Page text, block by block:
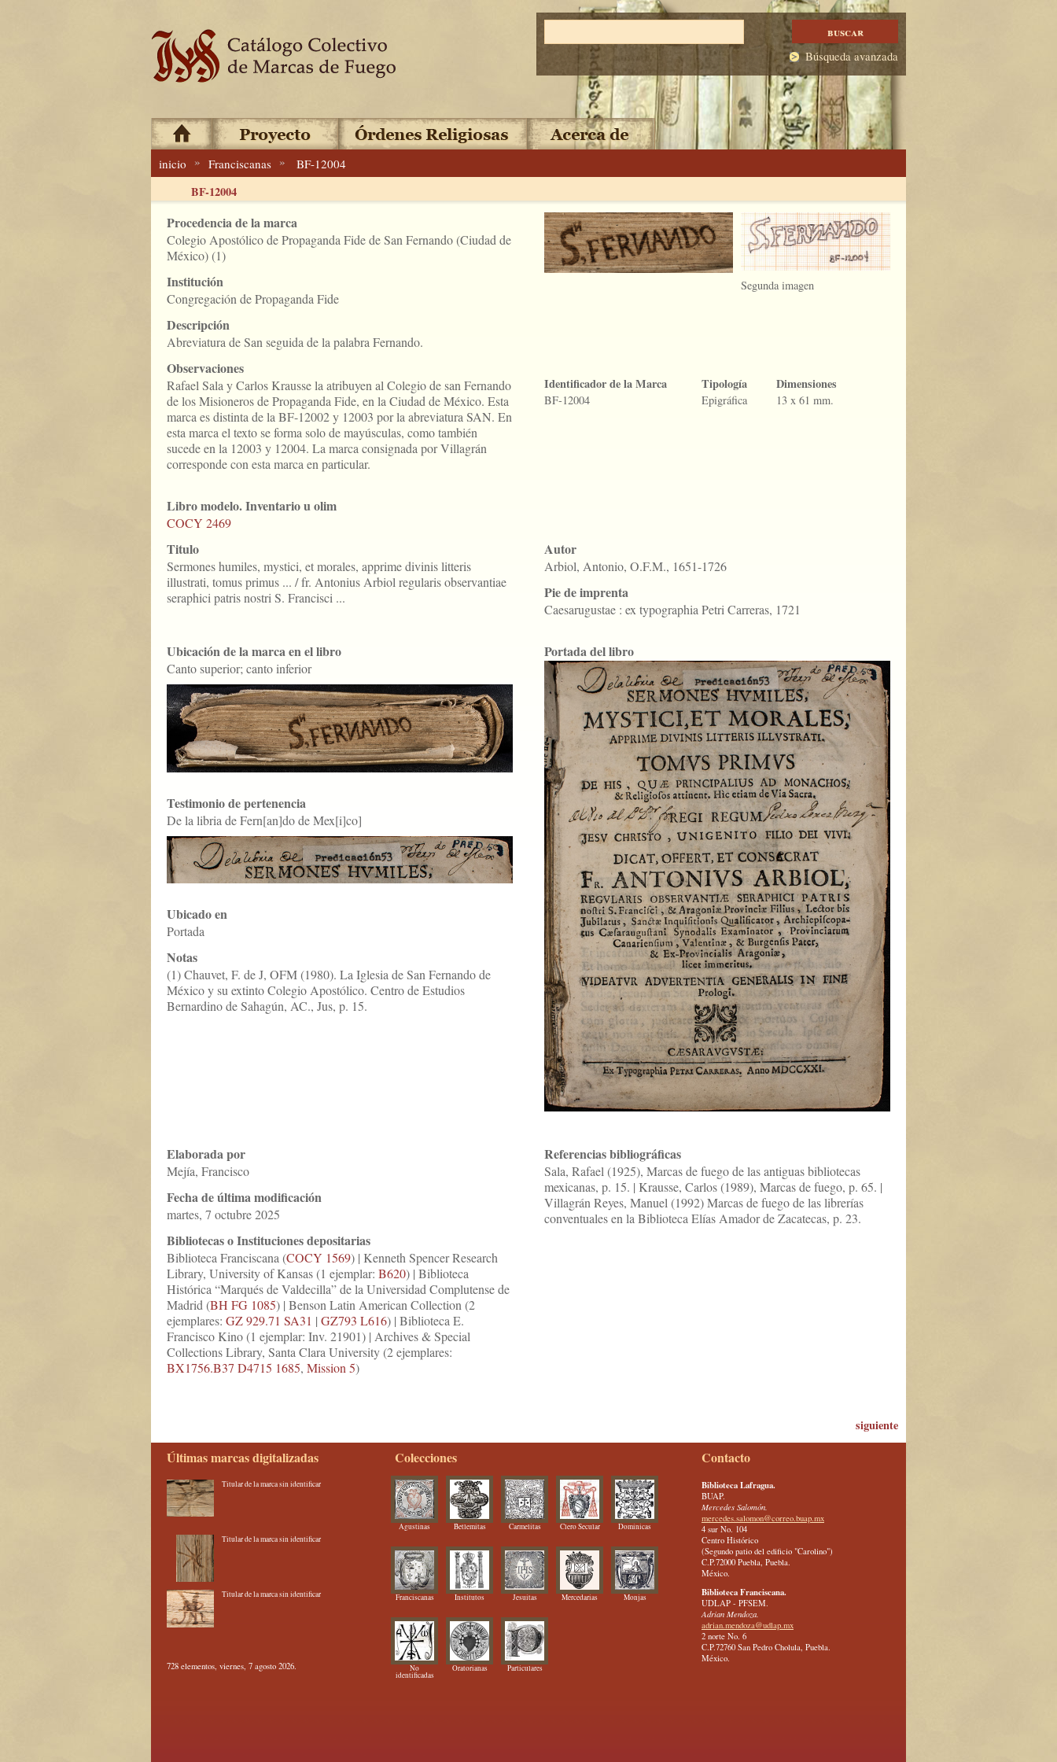
Búsqueda avanzada
inicio » Franciscanas » BF-12004
BF-12004
Procedencia de la marca
Colegio Apostólico de Propaganda Fide de San Fernando (Ciudad de
México) (1)
Institución
Congregación de Propaganda Fide
Descripción
Abreviatura de San seguida de la palabra Fernando.
Observaciones
Rafael Sala y Carlos Krausse la atribuyen al Colegio de san Fernando
de los Misioneros de Propaganda Fide, en la Ciudad de México. Esta
marca es distinta de la BF-12002 y 12003 por la abreviatura SAN. En
esta marca el texto se forma solo de mayúsculas, como también
sucede en la 12003 y 12004. La marca consignada por Villagrán
corresponde con esta marca en particular.
Segunda imagen
Identificador de la Marca
BF-12004
Tipología
Epigráfica
Dimensiones
13 x 61 mm.
Libro modelo. Inventario u olim
COCY 2469
Titulo
Sermones humiles, mystici, et morales, apprime divinis litteris
illustrati, tomus primus ... / fr. Antonius Arbiol regularis observantiae
seraphici patris nostri S. Francisci ...
Autor
Arbiol, Antonio, O.F.M., 1651-1726
Pie de imprenta
Caesarugustae : ex typographia Petri Carreras, 1721
Ubicación de la marca en el libro
Canto superior; canto inferior
Testimonio de pertenencia
De la libria de Fern[an]do de Mex[i]co]
Ubicado en
Portada
Notas
(1) Chauvet, F. de J, OFM (1980). La Iglesia de San Fernando de
México y su extinto Colegio Apostólico. Centro de Estudios
Bernardino de Sahagún, AC., Jus, p. 15.
Portada del libro
Elaborada por
Mejía, Francisco
Fecha de última modificación
martes, 7 octubre 2025
Bibliotecas o Instituciones depositarias
Biblioteca Franciscana (COCY 1569) | Kenneth Spencer Research
Library, University of Kansas (1 ejemplar: B620) | Biblioteca
Histórica “Marqués de Valdecilla” de la Universidad Complutense de
Madrid (BH FG 1085) | Benson Latin American Collection (2
ejemplares: GZ 929.71 SA31 | GZ793 L616) | Biblioteca E.
Francisco Kino (1 ejemplar: Inv. 21901) | Archives & Special
Collections Library, Santa Clara University (2 ejemplares:
BX1756.B37 D4715 1685, Mission 5)
Referencias bibliográficas
Sala, Rafael (1925), Marcas de fuego de las antiguas bibliotecas
mexicanas, p. 15. | Krausse, Carlos (1989), Marcas de fuego, p. 65. |
Villagrán Reyes, Manuel (1992) Marcas de fuego de las librerías
conventuales en la Biblioteca Elías Amador de Zacatecas, p. 23.
siguiente
Últimas marcas digitalizadas
Titular de la marca sin identificar
Titular de la marca sin identificar
Titular de la marca sin identificar
728 elementos, viernes, 7 agosto 2026.
Colecciones
Agustinas Betlemitas Carmelitas Clero Secular Dominicas
Franciscanas Institutos Jesuitas Mercedarias Monjas
No
identificadas
Oratorianas Particulares
Contacto
Biblioteca Lafragua.
BUAP.
Mercedes Salomón.
mercedes.salomon@correo.buap.mx
4 sur No. 104
Centro Histórico
(Segundo patio del edificio "Carolino")
C.P.72000 Puebla, Puebla.
México.
Biblioteca Franciscana.
UDLAP - PFSEM.
Adrian Mendoza.
adrian.mendoza@udlap.mx
2 norte No. 6
C.P.72760 San Pedro Cholula, Puebla.
México.